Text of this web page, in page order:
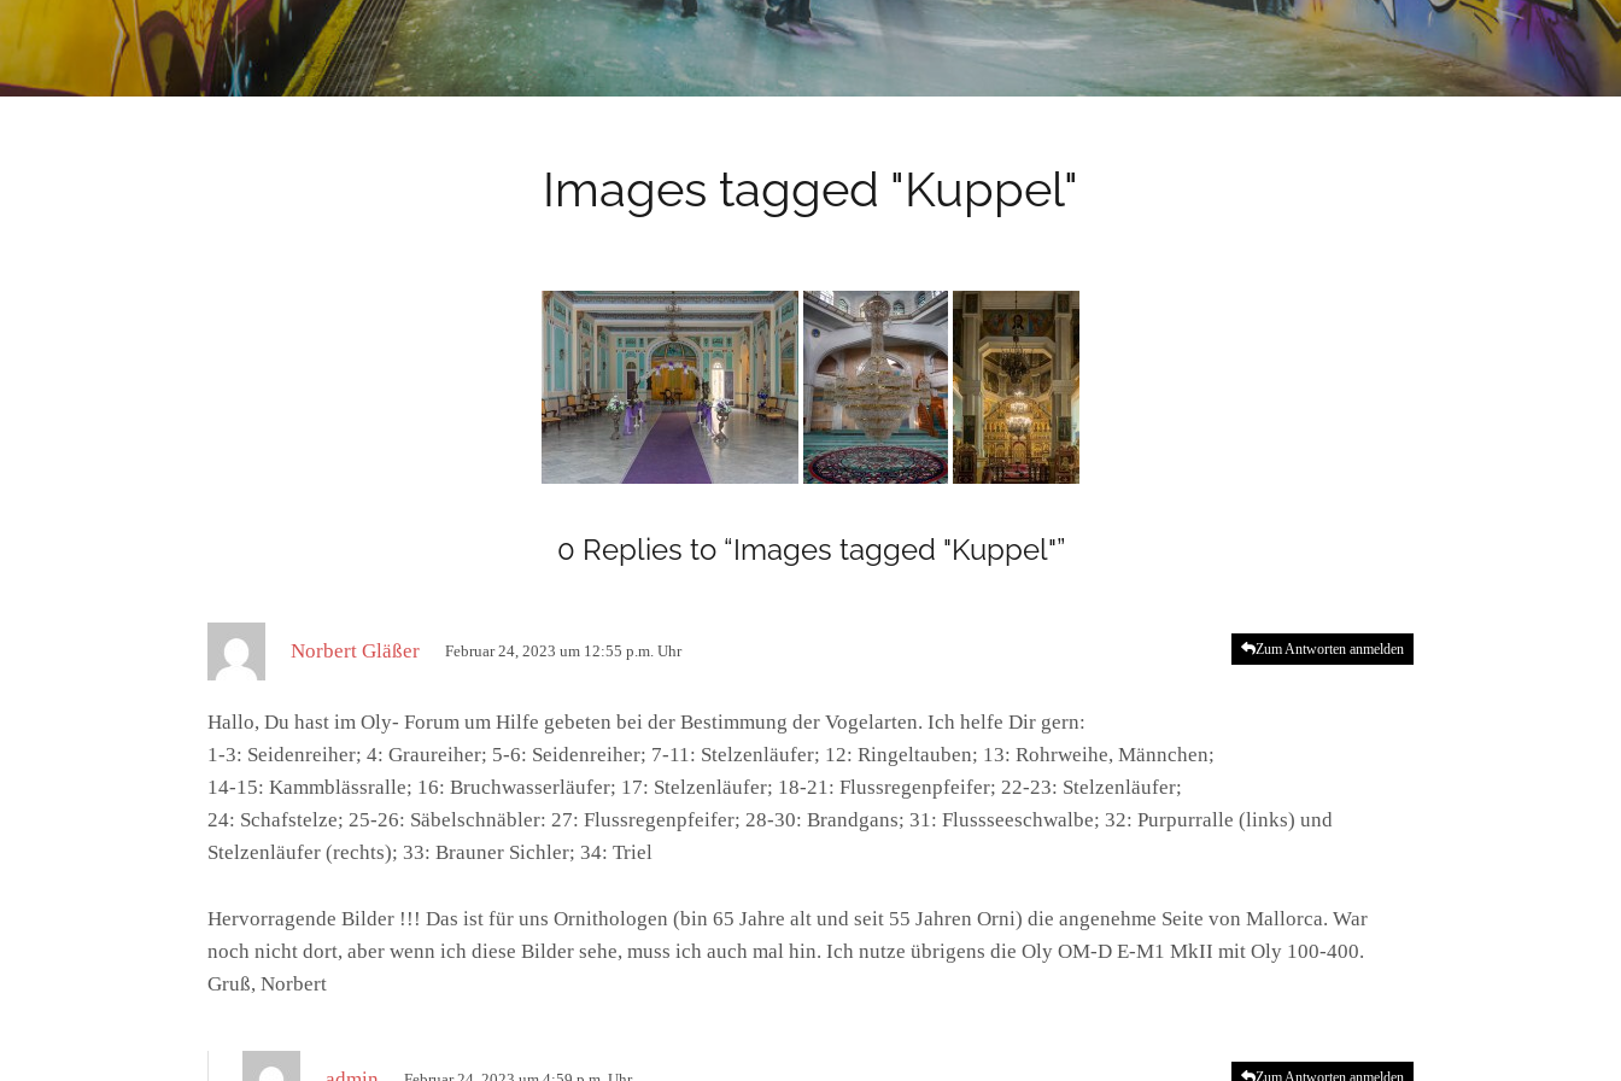
Images tagged "Kuppel"
0 Replies to “Images tagged "Kuppel"”
Norbert Gläßer
t
:
Februar 24, 2023 um 12:55 p.m. Uhr
Hallo, Du hast im Oly- Forum um Hilfe gebeten bei der Bestimmung der Vogelarten. Ich helfe Dir gern:
1-3: Seidenreiher; 4: Graureiher; 5-6: Seidenreiher; 7-11: Stelzenläufer; 12: Ringeltauben; 13: Rohrweihe, Männchen;
14-15: Kammblässralle; 16: Bruchwasserläufer; 17: Stelzenläufer; 18-21: Flussregenpfeifer; 22-23: Stelzenläufer;
24: Schafstelze; 25-26: Säbelschnäbler: 27: Flussregenpfeifer; 28-30: Brandgans; 31: Flussseeschwalbe; 32: Purpurralle (links) und
Stelzenläufer (rechts); 33: Brauner Sichler; 34: Triel
Hervorragende Bilder !!! Das ist für uns Ornithologen (bin 65 Jahre alt und seit 55 Jahren Orni) die angenehme Seite von Mallorca. War
noch nicht dort, aber wenn ich diese Bilder sehe, muss ich auch mal hin. Ich nutze übrigens die Oly OM-D E-M1 MkII mit Oly 100-400.
Gruß, Norbert
Zum Antworten anmelden
Zum Antworten anmelden